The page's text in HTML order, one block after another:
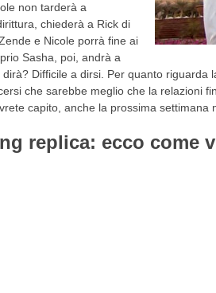
non tarderà a
chiederà a Rick di
e Nicole porrà fine ai
Sasha, poi, andrà a
Difficile a dirsi. Per quanto riguarda
che sarebbe meglio che la relazioni
capito, anche la prossima settimana
replica: ecco come